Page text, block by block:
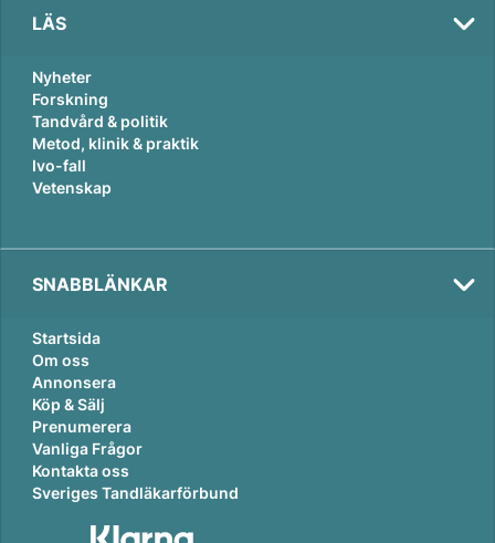
LÄS
Nyheter
Forskning
Tandvård & politik
Metod, klinik & praktik
Ivo-fall
Vetenskap
SNABBLÄNKAR
Startsida
Om oss
Annonsera
Köp & Sälj
Prenumerera
Vanliga Frågor
Kontakta oss
Sveriges Tandläkarförbund